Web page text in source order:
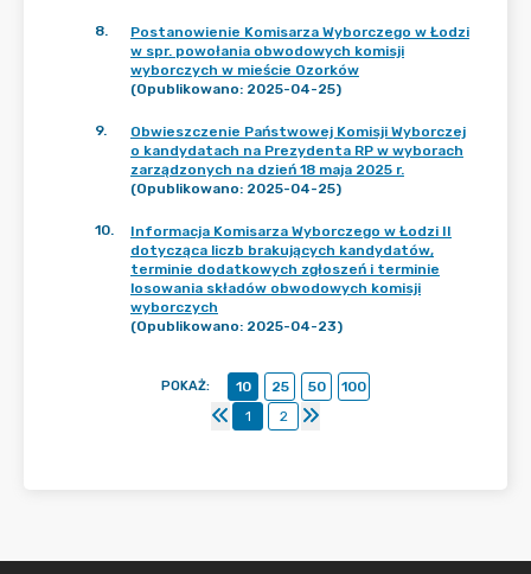
8.
Postanowienie Komisarza Wyborczego w Łodzi
w spr. powołania obwodowych komisji
wyborczych w mieście Ozorków
(Opublikowano: 2025-04-25)
9.
Obwieszczenie Państwowej Komisji Wyborczej
o kandydatach na Prezydenta RP w wyborach
zarządzonych na dzień 18 maja 2025 r.
(Opublikowano: 2025-04-25)
10.
Informacja Komisarza Wyborczego w Łodzi II
dotycząca liczb brakujących kandydatów,
terminie dodatkowych zgłoszeń i terminie
losowania składów obwodowych komisji
wyborczych
(Opublikowano: 2025-04-23)
POKAŻ: 10 25 50
100
1
2